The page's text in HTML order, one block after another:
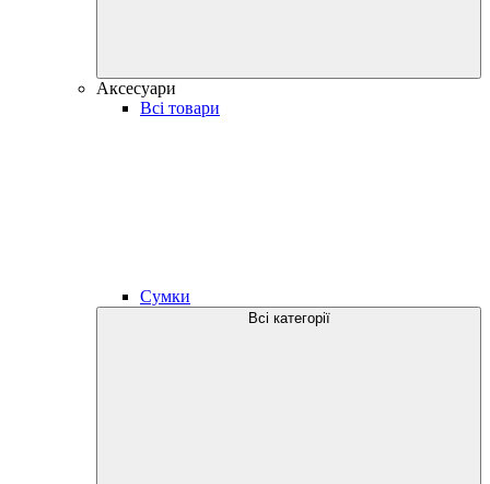
Аксесуари
Всі товари
Сумки
Всі категорії